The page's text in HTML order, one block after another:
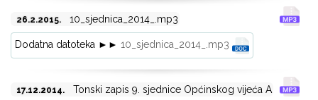
26.2.2015. 10_sjednica_2014_.mp3
Dodatna datoteka ►► 10_sjednica_2014_.mp3
17.12.2014. Tonski zapis 9. sjednice Općinskog vijeća A